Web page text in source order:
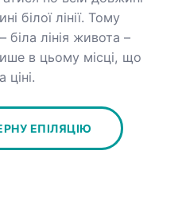
білої лінії. Тому
лінія живота –
в цьому місці, що
ціні.
ЕПІЛЯЦІЮ